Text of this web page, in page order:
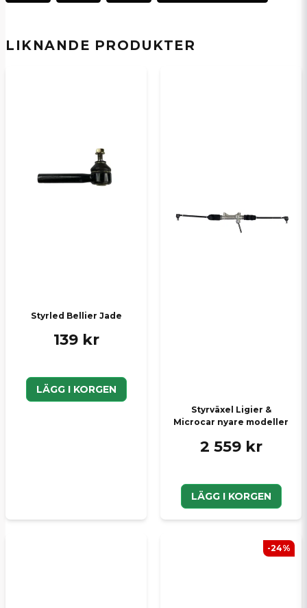
LIKNANDE PRODUKTER
Styrled Bellier Jade
139 kr
LÄGG I KORGEN
Styrväxel Ligier &
Microcar nyare modeller
2 559 kr
LÄGG I KORGEN
-24%
Skicka en fråga